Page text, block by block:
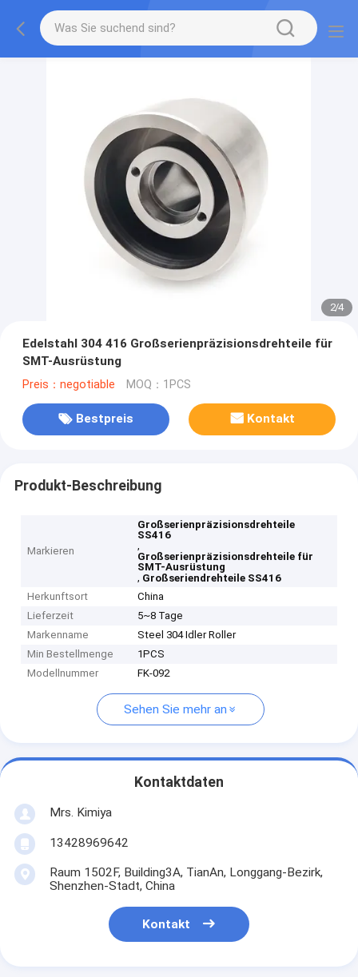
2/4
Edelstahl 304 416 Großserienpräzisionsdrehteile für
SMT-Ausrüstung
Preis：negotiable MOQ：1PCS
Bestpreis Kontakt
Produkt-Beschreibung
Markieren
Großserienpräzisionsdrehteile
SS416
,
Großserienpräzisionsdrehteile für
SMT-Ausrüstung
, Großseriendrehteile SS416
Herkunftsort
China
Lieferzeit
5~8 Tage
Markenname
Steel 304 Idler Roller
Min Bestellmenge
1PCS
Modellnummer
FK-092
Sehen Sie mehr an
Kontaktdaten
Mrs. Kimiya
13428969642
Raum 1502F, Building3A, TianAn, Longgang-Bezirk,
Shenzhen-Stadt, China
Kontakt